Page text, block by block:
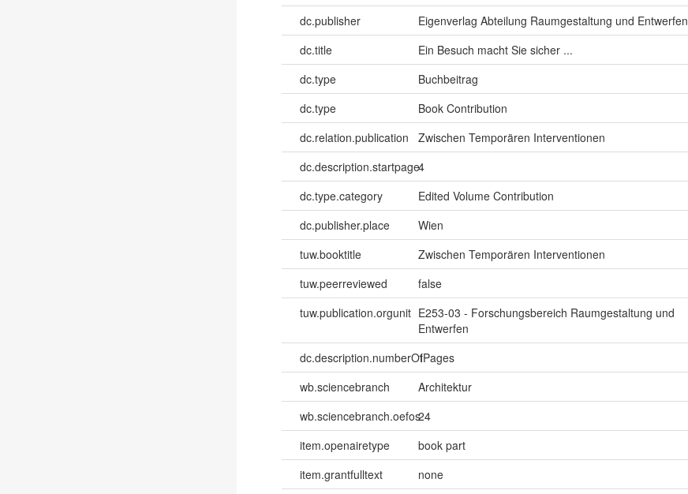
dc.publisher Eigenverlag Abteilung Raumgestaltung und Entwerfen
dc.title
Ein Besuch macht Sie sicher ...
dc.type
Buchbeitrag
dc.type
Book Contribution
dc.relation.publication
Zwischen Temporären Interventionen
dc.description.startpage4
dc.type.category
Edited Volume Contribution
dc.publisher.place
Wien
tuw.booktitle
Zwischen Temporären Interventionen
tuw.peerreviewed
false
tuw.publication.orgunit E253-03 - Forschungsbereich Raumgestaltung und
Entwerfen
dc.description.numberOfPages
1
wb.sciencebranch
Architektur
wb.sciencebranch.oefos24
item.openairetype
book part
item.grantfulltext
none